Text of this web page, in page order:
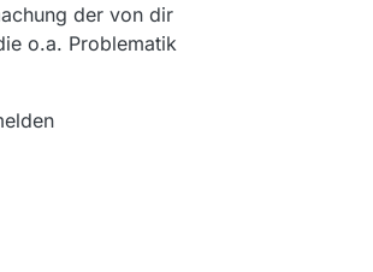
der von dir
o.a. Problematik